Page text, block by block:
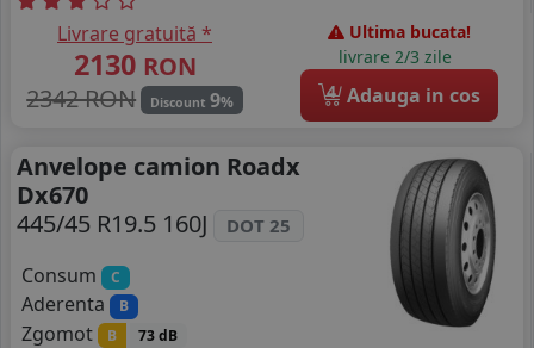
Livrare gratuită *
2130 RON
2342 RON
Discount 9%
Ultima bucata!
livrare 2/3 zile
4 Adauga in cos
Anvelope camion Roadx
Dx670
445/45 R19.5 160J
DOT 25
Consum C
Aderenta B
Zgomot B 73 dB